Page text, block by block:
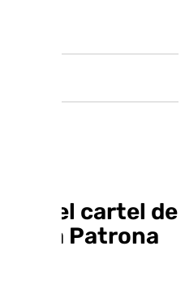
el cartel de
de la Patrona